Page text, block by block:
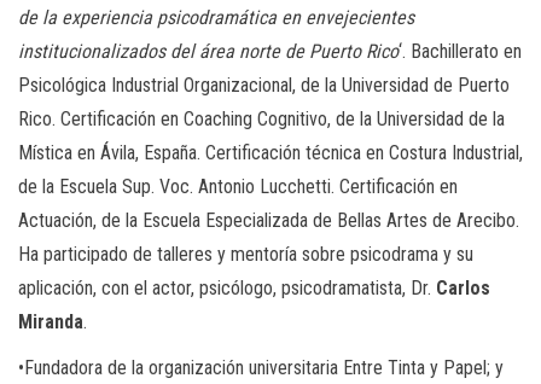
de la experiencia psicodramática en envejecientes
institucionalizados del área norte de Puerto Rico‘. Bachillerato en
Psicológica Industrial Organizacional, de la Universidad de Puerto
Rico. Certificación en Coaching Cognitivo, de la Universidad de la
Mística en Ávila, España. Certificación técnica en Costura Industrial,
de la Escuela Sup. Voc. Antonio Lucchetti. Certificación en
Actuación, de la Escuela Especializada de Bellas Artes de Arecibo.
Ha participado de talleres y mentoría sobre psicodrama y su
aplicación, con el actor, psicólogo, psicodramatista, Dr. Carlos
Miranda.
•Fundadora de la organización universitaria Entre Tinta y Papel; y